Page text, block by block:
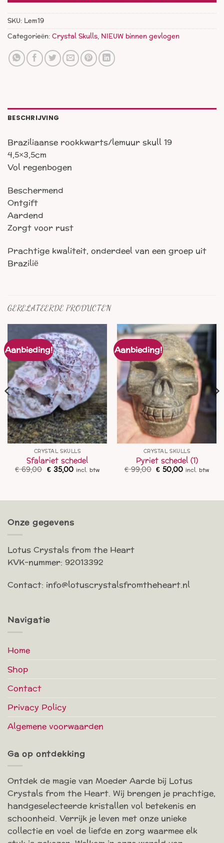
SKU: Lem19
Categorieën:Crystal Skulls, NIEUW binnen gevlogen
BESCHRIJVING
Braziliaanse rookkwarts/lemuur skull 19
4,5×3,5cm
Vol regenbogen
Beschermend
Ontgift
Aardend
Zorgt voor rust
Prachtige kwaliteit, onderdeel van een groep uit
Brazilië
GERELATEERDE PRODUCTEN
Aanbieding!
CRYSTAL SKULLS
Sfalariet schedel
€69,00 Oorspronkelijke
prijs
€35,00Huidige
prijs
incl. btw
Aanbieding!
CRYSTAL SKULLS
Pyriet schedel (1)
€99,00 Oorspronkelijke
prijs
€ 50,00Huidige
prijs
incl. btw
Onze gegevens
Lotus Crystals from the Heart
KVK-nummer: 92013392
Contact: info@lotuscrystalsfromtheheart.nl
Navigatie
Home
Shop
Contact
Privacy Policy
Algemene voorwaarden
Ga op ontdekking
Ontdek de magie van Moeder Aarde bij Lotus
Crystals from the Heart. Wij brengen je prachtige,
handgeselecteerde kristallen vol betekenis en
schoonheid. Verrijk je leven met onze unieke
collectie en voel de liefde en zorg waarmee elk